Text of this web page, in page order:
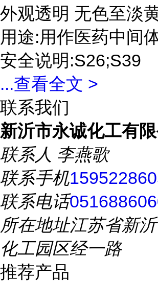
外观透明 无色至淡
用途:用作医药中间
安全说明:S26;S39
...查看全文 >
联系我们
新沂市永诚化工有限
联系人 李燕歌
联系手机
联系电话
所在地址江苏省新
化工园区经一路
推荐产品